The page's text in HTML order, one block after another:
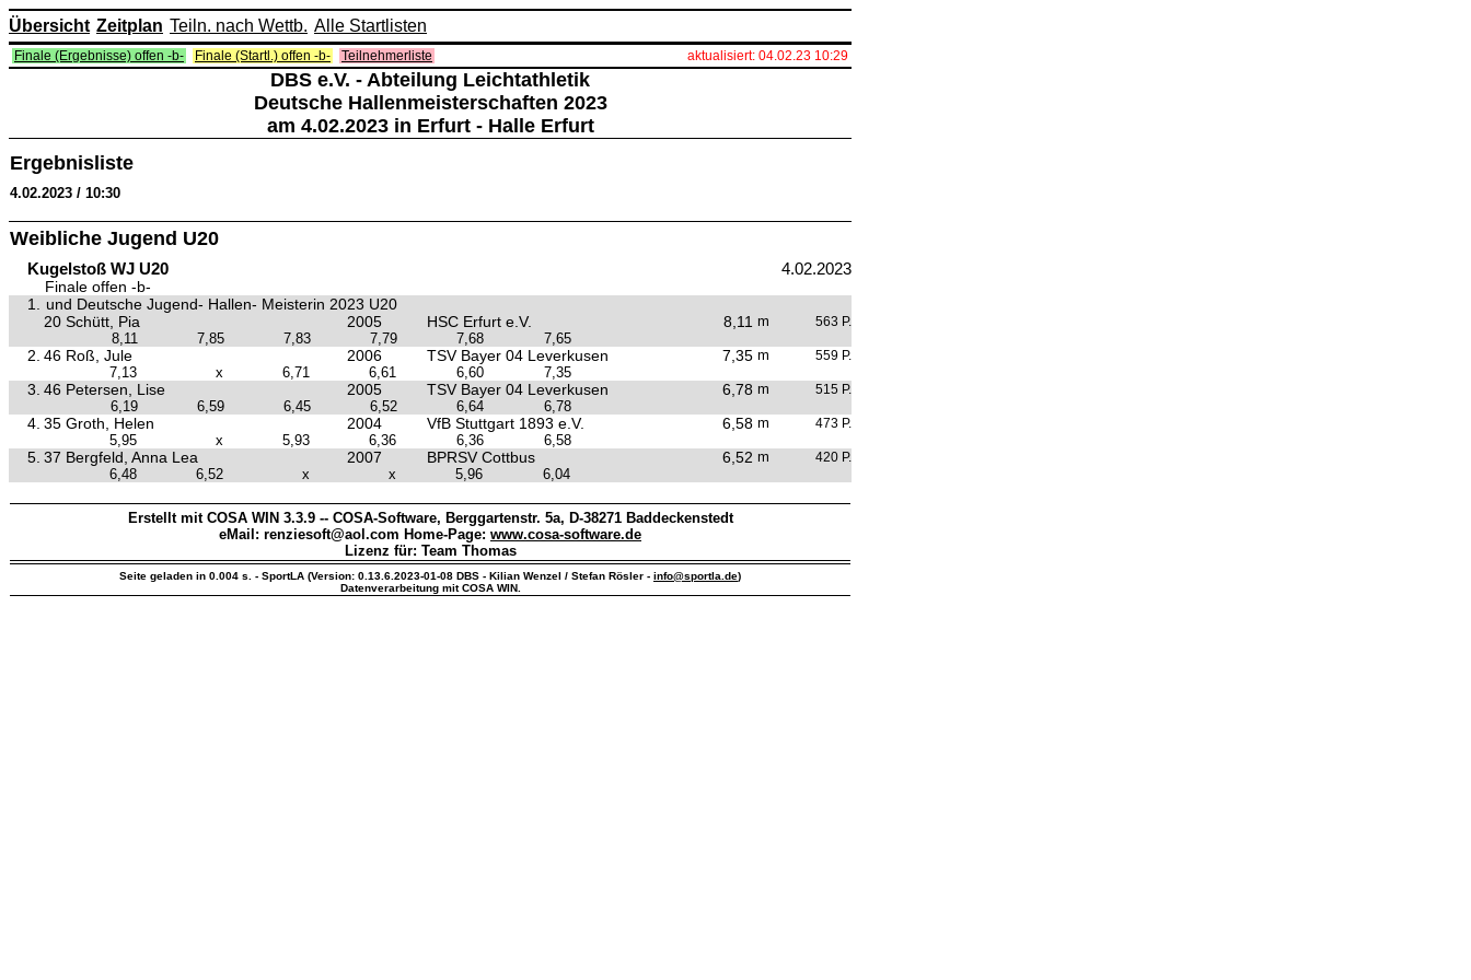
Übersicht Zeitplan Teiln. nach Wettb. Alle Startlisten
Finale (Ergebnisse) offen -b- Finale (Startl.) offen -b- Teilnehmerliste aktualisiert: 04.02.23 10:29
DBS e.V. - Abteilung Leichtathletik
Deutsche Hallenmeisterschaften 2023
am 4.02.2023 in Erfurt - Halle Erfurt
Ergebnisliste
4.02.2023 / 10:30
Weibliche Jugend U20
Kugelstoß WJ U20 4.02.2023
Finale offen -b-
1.
und Deutsche Jugend- Hallen- Meisterin 2023 U20
20 Schütt, Pia
2005 HSC Erfurt e.V. 8,11 m 563 P.
8,11 7,85 7,83 7,79 7,68 7,65
2. 46 Roß, Jule 2006 TSV Bayer 04 Leverkusen 7,35 m 559 P.
7,13 x 6,71 6,61 6,60 7,35
3. 46 Petersen, Lise 2005 TSV Bayer 04 Leverkusen 6,78 m 515 P.
6,19 6,59 6,45 6,52 6,64 6,78
4. 35 Groth, Helen 2004 VfB Stuttgart 1893 e.V. 6,58 m 473 P.
5,95 x 5,93 6,36 6,36 6,58
5. 37 Bergfeld, Anna Lea 2007 BPRSV Cottbus 6,52 m 420 P.
6,48 6,52 x x 5,96 6,04
Erstellt mit COSA WIN 3.3.9 -- COSA-Software, Berggartenstr. 5a, D-38271 Baddeckenstedt
eMail: renziesoft@aol.com Home-Page: www.cosa-software.de
Lizenz für: Team Thomas
Seite geladen in 0.004 s. - SportLA (Version: 0.13.6.2023-01-08 DBS - Kilian Wenzel / Stefan Rösler - info@sportla.de)
Datenverarbeitung mit COSA WIN.